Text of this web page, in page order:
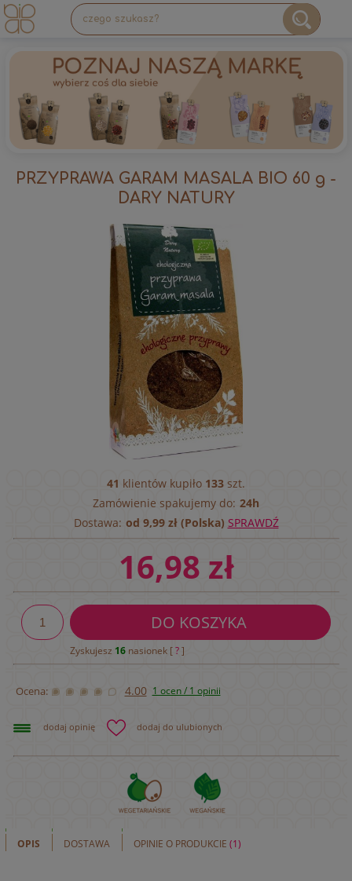
PRZYPRAWA GARAM MASALA BIO 60 g -
DARY NATURY
41 klientów kupiło 133 szt.
Zamówienie spakujemy do: 24h
Dostawa: od 9,99 zł (Polska) SPRAWDŹ
16,98 zł
DO KOSZYKA
Zyskujesz 16 nasionek [?]
Ocena: 4.00 1 ocen / 1 opinii
dodaj opinię dodaj do ulubionych
OPIS DOSTAWA OPINIE O PRODUKCIE (1)